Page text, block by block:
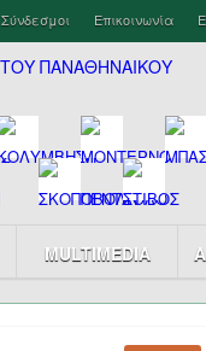
Σύνδεσμοι Επικοινωνία
MULTIMEDIA